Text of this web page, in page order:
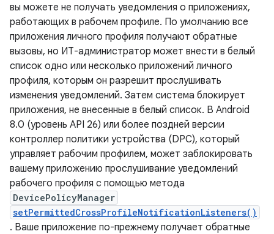
вы можете не получать уведомления о приложениях,
работающих в рабочем профиле. По умолчанию все
приложения личного профиля получают обратные
вызовы, но ИТ-администратор может внести в белый
список одно или несколько приложений личного
профиля, которым он разрешит прослушивать
изменения уведомлений. Затем система блокирует
приложения, не внесенные в белый список. В Android
8.0 (уровень API 26) или более поздней версии
контроллер политики устройства (DPC), который
управляет рабочим профилем, может заблокировать
вашему приложению прослушивание уведомлений
рабочего профиля с помощью метода
DevicePolicyManager
setPermittedCrossProfileNotificationListeners()
. Ваше приложение по-прежнему получает обратные